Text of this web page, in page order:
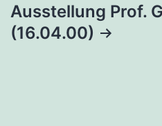
Ausstellung Prof.
(16.04.00)